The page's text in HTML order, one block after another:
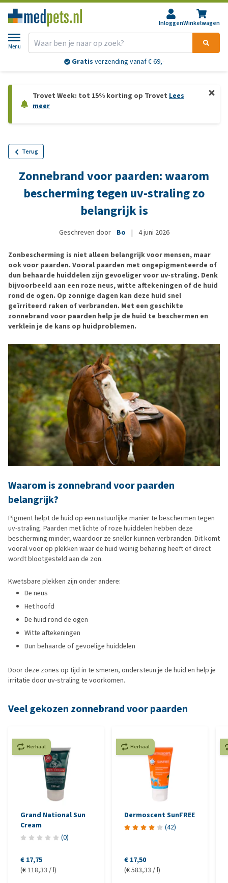
InloggenWinkelwagen
Menu
Gratis verzending vanaf € 69,-
Trovet Week: tot 15% korting op Trovet Lees
meer
Terug
Zonnebrand voor paarden: waarom
bescherming tegen uv-straling zo
belangrijk is
Geschreven door Bo | 4 juni 2026
Zonbescherming is niet alleen belangrijk voor mensen, maar
ook voor paarden. Vooral paarden met ongepigmenteerde of
dun behaarde huiddelen zijn gevoeliger voor uv-straling. Denk
bijvoorbeeld aan een roze neus, witte aftekeningen of de huid
rond de ogen. Op zonnige dagen kan deze huid snel
geïrriteerd raken of verbranden. Met een geschikte
zonnebrand voor paarden help je de huid te beschermen en
verklein je de kans op huidproblemen.
Waarom is zonnebrand voor paarden
belangrijk?
Pigment helpt de huid op een natuurlijke manier te beschermen tegen
uv-straling. Paarden met lichte of roze huiddelen hebben deze
bescherming minder, waardoor ze sneller kunnen verbranden. Dit komt
vooral voor op plekken waar de huid weinig beharing heeft of direct
wordt blootgesteld aan de zon.
Kwetsbare plekken zijn onder andere:
De neus
Het hoofd
De huid rond de ogen
Witte aftekeningen
Dun behaarde of gevoelige huiddelen
Door deze zones op tijd in te smeren, ondersteun je de huid en help je
irritatie door uv-straling te voorkomen.
Veel gekozen zonnebrand voor paarden
Herhaal
Grand National Sun
Cream
(0)
€ 17,75
(€ 118,33 / l)
Herhaal
Dermoscent SunFREE
(42)
€ 17,50
(€ 583,33 / l)